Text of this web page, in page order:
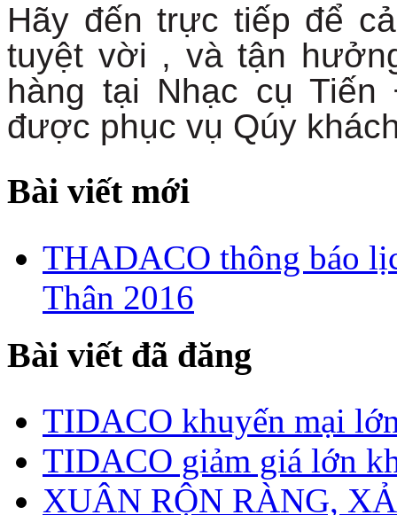
Hãy đến trực tiếp để
tuyệt vời , và tận
hàng tại Nhạc cụ
được phục vụ Qúy
Bài viết mới
THADACO thông báo
Thân 2016
Bài viết đã đăng
TIDACO khuyến mại
TIDACO giảm giá lớn
XUÂN RỘN RÀNG,